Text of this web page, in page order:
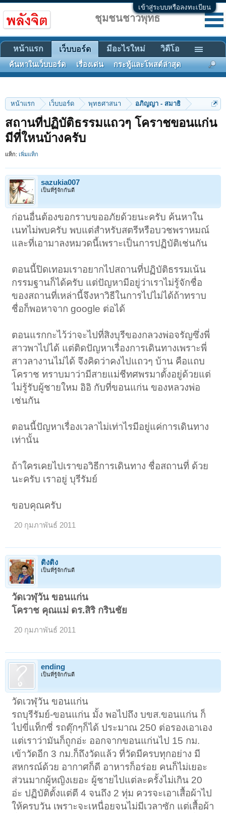
เข้าสู่ระบบหรือลงทะเบียน
หน้าแรก เว็บบอร์ด พุทธศาสนา อภิญญา - สมาธิ
สถานที่ปฏิบัติธรรมแถวๆ โคราชขอนแก่น
มีที่ใหนบ้างครับ
แท็ก: เพิ่มแท็ก
sazukia007
เป็นที่รู้จักกันดี
ก่อนอื่นต้องขอกราบขออภัยด้วยนะครับ ค้นหาใน
เนทไม่พบครับ พบแต่สำหรับสตรีหรือบวชพราหมณ์
และที่เอามาลงหมวดนี้เพราะเป็นการปฏิบัติเช่นกัน
ตอนนี้ปิดเทอมเราอยากไปสถานที่ปฏิบัติธรรมเน้น
กรรมฐานก็ได้ครับ แต่ปัญหามีอยู่ว่าเราไม่รู้จักชื่อ
ของสถานที่เหล่านี้จึงหาวิธีในการไปไม่ได้ถ้าทราบ
ชื่อก็พอหาจาก google ต่อได้
ตอนแรกกะไว้ว่าจะไปที่สิงบุรีของกลวงพ่อจรัญซึ่งพี่
สาวพาไปได้ แต่ติดปัญหาเรื่องการเดินทางเพราะพี่
สาวลางานไม่ได้ จึงคิดว่าคงไปแถวๆ บ้าน คือแถบ
โคราช ทราบมาว่ามีสายแม่ชีทศพรมาตั้งอยู่ด้วยแต่
ไม่รู้รับผู้ชายใหม อิอิ กับที่ขอนแก่น ของหลวงพ่อ
เช่นกัน
ตอนนี้ปัญหาเรื่องเวลาไม่เท่าไรมีอยู่แค่การเดินทาง
เท่านั้น
ถ้าใครเคยไปเราขอวิธีการเดินทาง ชื่อสถานที่ ด้วย
นะครับ เราอยู่ บุรีรัมย์
ขอบคุณครับ
20 กุมภาพันธ์ 2011
ติงติง
เป็นที่รู้จักกันดี
วัดเวฬุวัน ขอนแก่น
โคราช คุณแม่ ดร.สิริ กรินชัย
20 กุมภาพันธ์ 2011
ending
เป็นที่รู้จักกันดี
วัดเวฬุวัน ขอนแก่น
รถบุรีรัมย์-ขอนแก่น มั้ง พอไปถึง บขส.ขอนแก่น ก็
ไปขี่แท็กซี่ รถตุ๊กๆก็ได้ ประมาณ 250 ต่อรองเอาเอง
แต่เราว่ามันก็ถูกอ่ะ ออกจากขอนแก่นไป 15 กม.
เข้าวัดอีก 3 กม.ก็ถึงวัดแล้ว ที่วัดมีครบทุกอย่าง มี
สหกรณ์ด้วย อากาศก็ดี อาหารก็อร่อย คนก็ไม่เยอะ
ส่วนมากผู้หญิงเยอะ ผู้ชายไปแต่ละครั้งไม่เกิน 20
อ่ะ ปฏิบัติตั้งแต่ตี 4 จนถึง 2 ทุ่ม ควรจะเอาเสื้อผ้าไป
ให้ครบวัน เพราะจะเหนื่อยจนไม่มีเวลาซัก แต่เสื้อผ้า
ชุมชนชาวพุทธ
หน้าแรก เว็บบอร์ด
ค้นหาในเว็บบอร์ด เรื่องเด่น กระทู้และโพสต์ล่าสุด
มีอะไรใหม่ วิดีโอ